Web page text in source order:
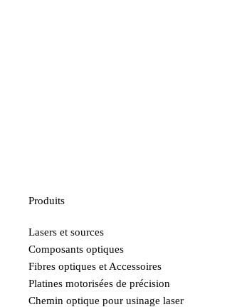
Produits
Lasers et sources
Composants optiques
Fibres optiques et Accessoires
Platines motorisées de précision
Chemin optique pour usinage laser